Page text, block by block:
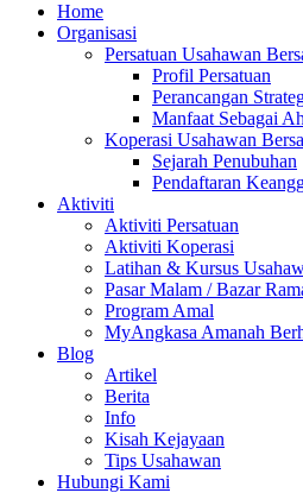
Home
Organisasi
Persatuan Usahawan
Profil Persatuan
Perancangan
Manfaat Sebagai
Koperasi Usahawan
Sejarah Penubuhan
Pendaftaran
Aktiviti
Aktiviti Persatuan
Aktiviti Koperasi
Latihan & Kursus
Pasar Malam / Bazar
Program Amal
MyAngkasa Amanah
Blog
Artikel
Berita
Info
Kisah Kejayaan
Tips Usahawan
Hubungi Kami